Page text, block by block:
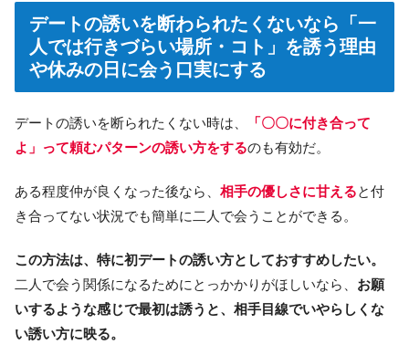
デートの誘いを断わられたくないなら「一
人では行きづらい場所・コト」を誘う理由
や休みの日に会う口実にする
デートの誘いを断られたくない時は、
「〇〇に付き合って
よ」って頼むパターンの誘い方をするのも有効だ。
ある程度仲が良くなった後なら、 相手の優しさに甘えると付
き合ってない状況でも簡単に二人で会うことができる。
この方法は、特に初デートの誘い方としておすすめしたい。
二人で会う関係になるためにとっかかりがほしいなら、 お願
いするような感じで最初は誘うと、相手目線でいやらしくな
い誘い方に映る。